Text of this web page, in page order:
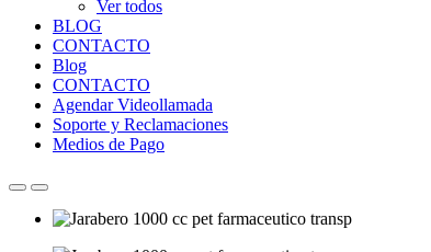
Ver todos
BLOG
CONTACTO
Blog
CONTACTO
Agendar Videollamada
Soporte y Reclamaciones
Medios de Pago